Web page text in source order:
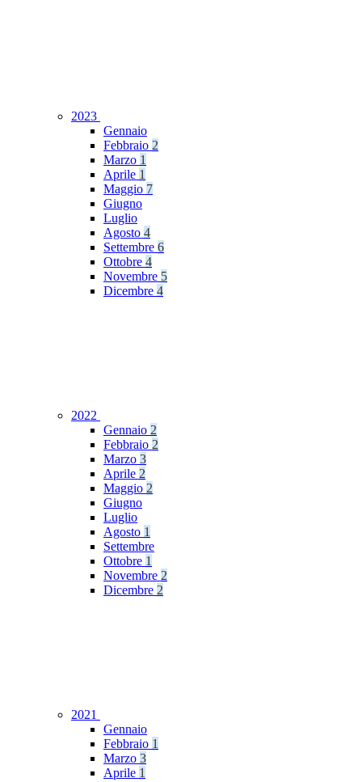
2023
Gennaio
Febbraio 2
Marzo 1
Aprile 1
Maggio 7
Giugno
Luglio
Agosto 4
Settembre 6
Ottobre 4
Novembre 5
Dicembre 4
2022
Gennaio 2
Febbraio 2
Marzo 3
Aprile 2
Maggio 2
Giugno
Luglio
Agosto 1
Settembre
Ottobre 1
Novembre 2
Dicembre 2
2021
Gennaio
Febbraio 1
Marzo 3
Aprile 1